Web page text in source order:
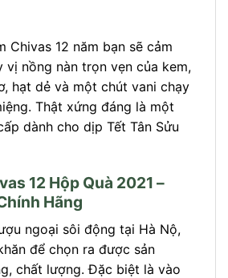
Chivas 12 năm bạn sẽ cảm
vị nồng nàn trọn vẹn của kem,
hạt dẻ và một chút vani chạy
Thật xứng đáng là một
dành cho dịp Tết Tân Sửu
12 Hộp Quà 2021 –
Hãng
ngoại sôi động tại Hà Nộ,
để chọn ra được sản
chất lượng. Đặc biệt là vào